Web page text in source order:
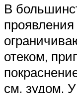
В
отеком,
см, зудом.